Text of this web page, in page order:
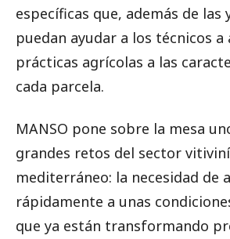
específicas que, además de las
puedan ayudar a los técnicos
prácticas agrícolas a las
cada parcela.
MANSO pone sobre la mesa
grandes retos del sector
mediterráneo: la necesidad de
rápidamente a unas
que ya están transformando